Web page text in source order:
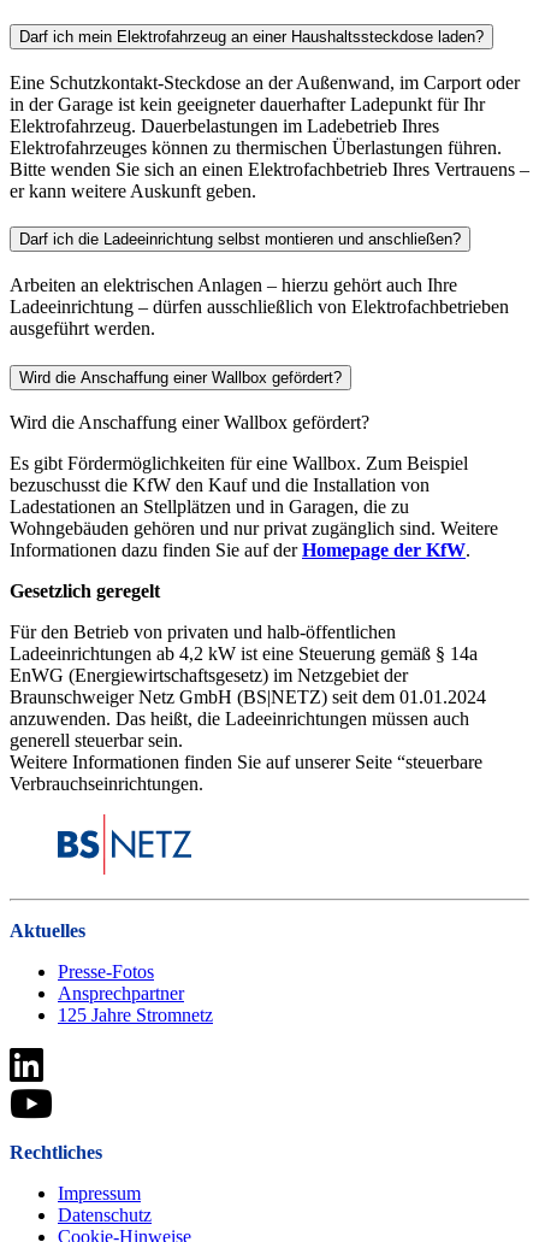
Darf ich mein Elektrofahrzeug an einer Haushaltssteckdose laden?
Eine Schutzkontakt-Steckdose an der Außenwand, im Carport oder
in der Garage ist kein geeigneter dauerhafter Ladepunkt für Ihr
Elektrofahrzeug. Dauerbelastungen im Ladebetrieb Ihres
Elektrofahrzeuges können zu thermischen Überlastungen führen.
Bitte wenden Sie sich an einen Elektrofachbetrieb Ihres Vertrauens –
er kann weitere Auskunft geben.
Darf ich die Ladeeinrichtung selbst montieren und anschließen?
Arbeiten an elektrischen Anlagen – hierzu gehört auch Ihre
Ladeeinrichtung – dürfen ausschließlich von Elektrofachbetrieben
ausgeführt werden.
Wird die Anschaffung einer Wallbox gefördert?
Wird die Anschaffung einer Wallbox gefördert?
Es gibt Fördermöglichkeiten für eine Wallbox. Zum Beispiel
bezuschusst die KfW den Kauf und die Installation von
Ladestationen an Stellplätzen und in Garagen, die zu
Wohngebäuden gehören und nur privat zugänglich sind. Weitere
Informationen dazu finden Sie auf derHomepage der KfW.
Gesetzlich geregelt
Für den Betrieb von privaten und halb-öffentlichen
Ladeeinrichtungen ab 4,2 kW ist eine Steuerung gemäß § 14a
EnWG (Energiewirtschaftsgesetz) im Netzgebiet der
Braunschweiger Netz GmbH (BS|NETZ) seit dem 01.01.2024
anzuwenden. Das heißt, die Ladeeinrichtungen müssen auch
generell steuerbar sein.
Weitere Informationen finden Sie auf unserer Seite “steuerbare
Verbrauchseinrichtungen.
Aktuelles
Presse-Fotos
Ansprechpartner
125 Jahre Stromnetz
Rechtliches
Impressum
Datenschutz
Cookie-Hinweise